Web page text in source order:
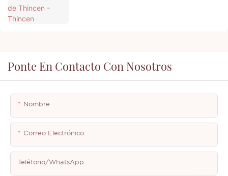
Ponte En Contacto Con Nosotros
Nombre
Correo Electrónico
Teléfono/WhatsApp